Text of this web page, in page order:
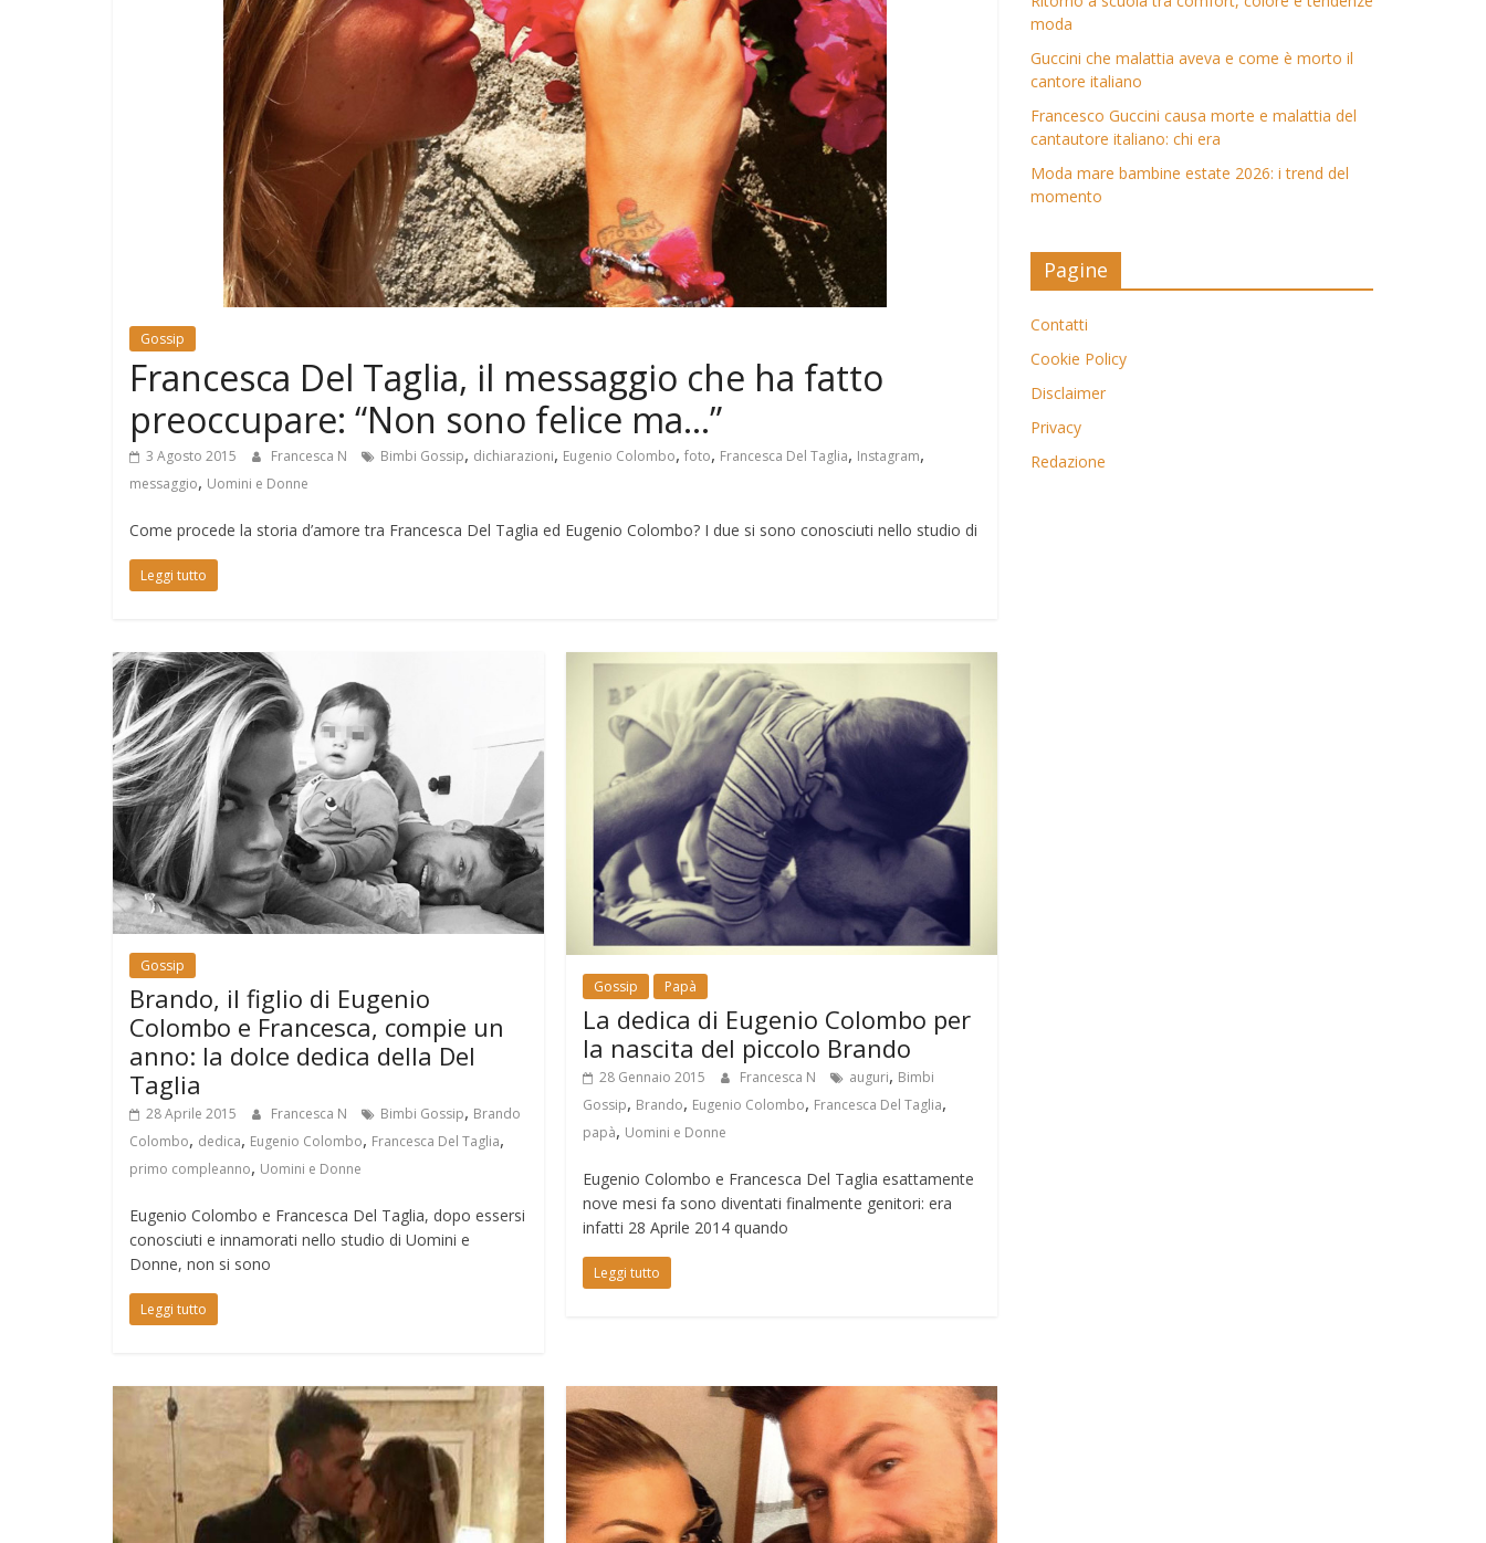
Gossip
Francesca Del Taglia, il messaggio che ha fatto
preoccupare: “Non sono felice ma…”
3 Agosto 2015 Francesca N Bimbi Gossip, dichiarazioni, Eugenio Colombo, foto, Francesca Del Taglia, Instagram,
messaggio, Uomini e Donne
Come procede la storia d’amore tra Francesca Del Taglia ed Eugenio Colombo? I due si sono conosciuti nello studio di
Leggi tutto
Gossip
Brando, il figlio di Eugenio
Colombo e Francesca, compie un
anno: la dolce dedica della Del
Taglia
28 Aprile 2015 Francesca N Bimbi Gossip, Brando
Colombo, dedica, Eugenio Colombo, Francesca Del Taglia,
primo compleanno, Uomini e Donne
Eugenio Colombo e Francesca Del Taglia, dopo essersi
conosciuti e innamorati nello studio di Uomini e
Donne, non si sono
Leggi tutto
Gossip Papà
La dedica di Eugenio Colombo per
la nascita del piccolo Brando
28 Gennaio 2015 Francesca N auguri, Bimbi
Gossip, Brando, Eugenio Colombo, Francesca Del Taglia,
papà, Uomini e Donne
Eugenio Colombo e Francesca Del Taglia esattamente
nove mesi fa sono diventati finalmente genitori: era
infatti 28 Aprile 2014 quando
Leggi tutto
moda
Guccini che malattia aveva e come è morto il
cantore italiano
Francesco Guccini causa morte e malattia del
cantautore italiano: chi era
Moda mare bambine estate 2026: i trend del
momento
Pagine
Contatti
Cookie Policy
Disclaimer
Privacy
Redazione